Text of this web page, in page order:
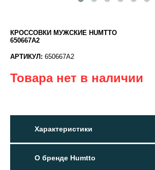
КРОССОВКИ МУЖСКИЕ HUMTTO
650667A2
АРТИКУЛ: 650667A2
Товара нет в наличии
Характеристики
О бренде Humtto